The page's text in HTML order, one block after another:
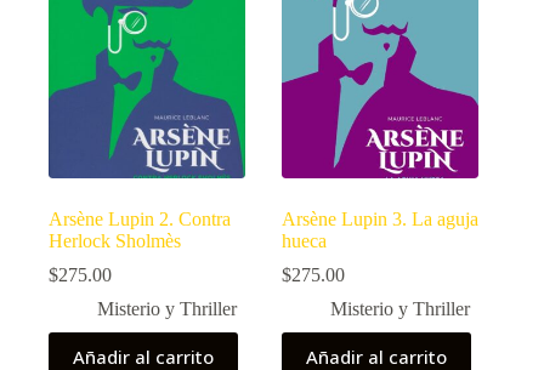
Arsène Lupin 2. Contra
Herlock Sholmès
$275.00
Misterio y Thriller
Añadir al carrito
Arsène Lupin 3. La aguja
hueca
$275.00
Misterio y Thriller
Añadir al carrito